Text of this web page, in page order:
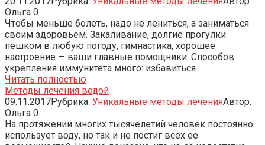
Ольга 0
Чтобы меньше болеть, надо не лениться, а заниматься
своим здоровьем. Закаливание, долгие прогулки
пешком в любую погоду, гимнастика, хорошее
настроение — ваши главные помощники. Способов
укрепления иммунитета много: избавиться
Читать полностью
Методы лечения водой
09.11.2017Рубрика: Уникальные методы леченияАвтор:
Ольга 0
На протяжении многих тысячелетий человек постоянно
использует воду, но так и не постиг всех ее